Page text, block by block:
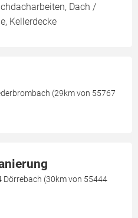
Dach /
Kellerdecke
(29km von 55767
Dörrebach (30km von 55444